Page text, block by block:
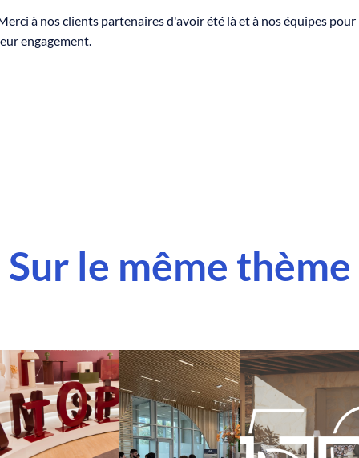
à nos clients partenaires d'avoir été là et à nos équipes pour
engagement.
Sur le même thème